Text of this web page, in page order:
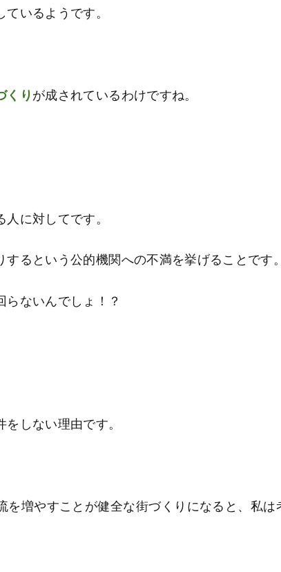
いるようです。
くり が成されているわけですね。
に対してです。
るという公的機関への不満を挙げることです
ないんでしょ！？
をしない理由です。
増やすことが健全な街づくりになると、私は